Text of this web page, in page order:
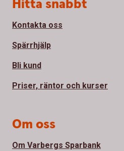
Hitta snabbt
Kontakta oss
Spärrhjälp
Bli kund
Priser, räntor och kurser
Om oss
Om Varbergs Sparbank